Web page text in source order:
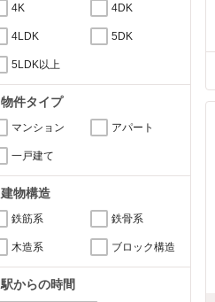
4K 4DK
4LDK 5DK
5LDK以上
物件タイプ
マンション アパート
一戸建て
建物構造
鉄筋系 鉄骨系
木造系 ブロック構造
駅からの時間